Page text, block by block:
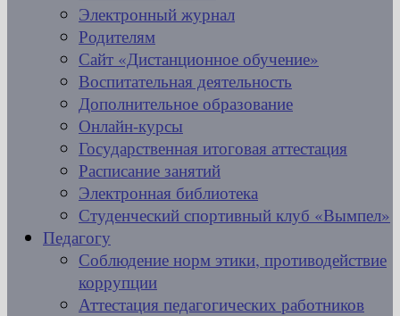
Электронный журнал
Родителям
Сайт «Дистанционное обучение»
Воспитательная деятельность
Дополнительное образование
Онлайн-курсы
Государственная итоговая аттестация
Расписание занятий
Электронная библиотека
Студенческий спортивный клуб «Вымпел»
Педагогу
Соблюдение норм этики, противодействие
коррупции
Аттестация педагогических работников